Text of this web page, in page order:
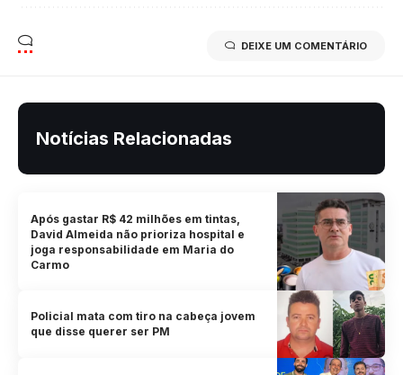
DEIXE UM COMENTÁRIO
Notícias Relacionadas
Após gastar R$ 42 milhões em tintas,
David Almeida não prioriza hospital e
joga responsabilidade em Maria do
Carmo
Policial mata com tiro na cabeça jovem
que disse querer ser PM